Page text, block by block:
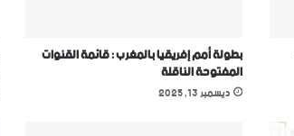
بطولة أمم إفريقيا بالمغرب : قائمة القنوات
المفتوحة الناقلة
ديسمبر 13, 2025